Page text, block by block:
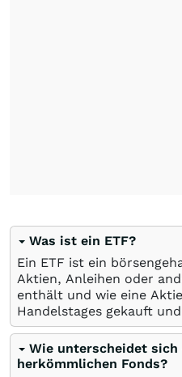
Was ist ein ETF?
Ein ETF ist ein
Aktien, Anleihen oder
enthält und wie eine
Handelstages gekauft
Wie unterscheidet sich
herkömmlichen Fonds?